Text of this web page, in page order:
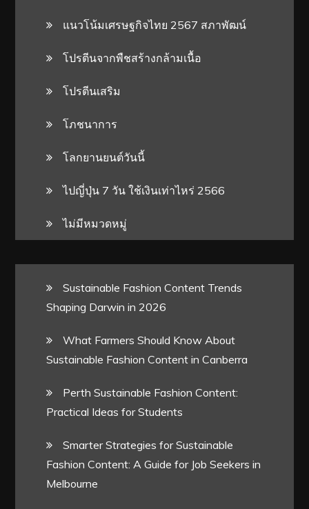
แนวโน้มเศรษฐกิจไทย 2567 สภาพัฒน์
โปรตีนจากพืชสร้างกล้ามเนื้อ
โปรตีนเสริม
โภชนาการ
โลกยานยนต์วันนี้
ไปญี่ปุ่น 7 วัน ใช้เงินเท่าไหร่ 2566
ไม่มีหมวดหมู่
Sustainable Fashion Content Trends
Shaping Darwin in 2026
What Farmers Should Know About
Sustainable Fashion Content in Canberra
Perth Sustainable Fashion Content:
Practical Ideas for Students
Smarter Strategies for Sustainable
Fashion Content: A Guide for Job Seekers in
Melbourne